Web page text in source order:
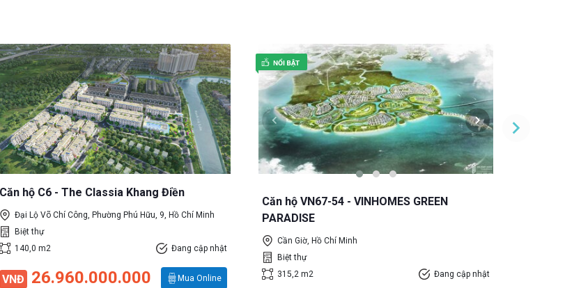
Căn hộ C6 - The Classia Khang Điền
Đại Lộ Võ Chí Công, Phường Phú Hữu, 9, Hồ Chí Minh
Biệt thự
140,0 m2
Đang cập nhật
VNĐ 26.960.000.000 Mua Online
Căn hộ VN67-54 - VINHOMES GREEN
PARADISE
Cần Giờ, Hồ Chí Minh
Biệt thự
315,2 m2
Đang cập nhật